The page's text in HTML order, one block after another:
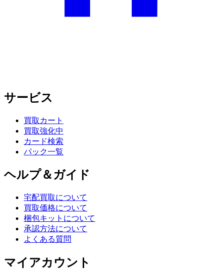
サービス
買取カート
買取強化中
カード検索
パック一覧
ヘルプ＆ガイド
宅配買取について
買取価格について
梱包キットについて
承認方法について
よくある質問
マイアカウント